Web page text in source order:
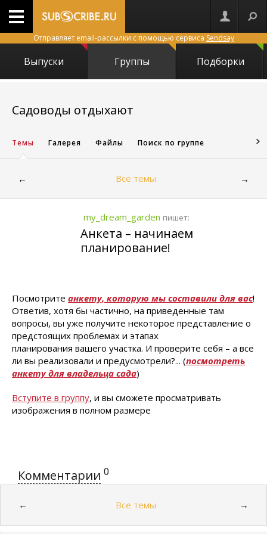
Отправляет email-рассылки с помощью сервиса Sendsay
Выпуски Группы Подборки
Садоводы отдыхают
Темы Галерея Файлы Поиск по группе
← Все темы →
my_dream_garden пишет:
Анкета – начинаем
планирование!
Посмотрите анкету, которую мы составили для вас!
Ответив, хотя бы частично, на приведенные там
вопросы, вы уже получите некоторое представление о
предстоящих проблемах и этапах
планирования вашего участка. И проверите себя – а все
ли вы реализовали и предусмотрели?... (посмотреть
анкету для владельца сада)
Вступите в группу, и вы сможете просматривать
изображения в полном размере
Комментарии 0
← Все темы →